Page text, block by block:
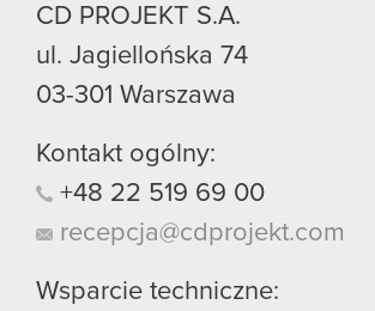
CD PROJEKT S.A.
ul. Jagiellońska 74
03-301 Warszawa
Kontakt ogólny:
+48 22 519 69 00
recepcja@cdprojekt.com
Wsparcie techniczne: